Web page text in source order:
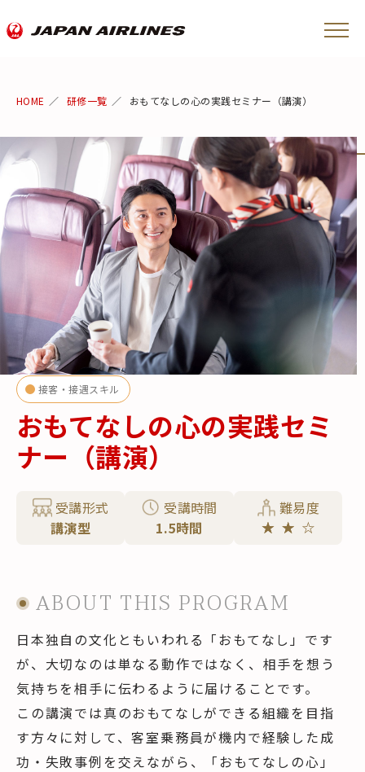
HOME 研修一覧 おもてなしの心の実践セミナー（講演）
接客・接遇スキル
おもてなしの心の実践セミ
ナー（講演）
受講形式
講演型
受講時間
1.5時間
難易度
ABOUT THIS PROGRAM
日本独自の文化ともいわれる「おもてなし」です
が、大切なのは単なる動作ではなく、相手を想う
気持ちを相手に伝わるように届けることです。
この講演では真のおもてなしができる組織を目指
す方々に対して、客室乗務員が機内で経験した成
功・失敗事例を交えながら、「おもてなしの心」